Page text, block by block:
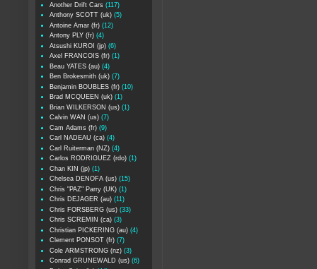
Another Drift Cars (117)
Anthony SCOTT (uk) (5)
Antoine Amar (fr) (12)
Antony PLY (fr) (4)
Atsushi KUROI (jp) (6)
Axel FRANCOIS (fr) (1)
Beau YATES (au) (4)
Ben Brokesmith (uk) (7)
Benjamin BOUBLES (fr) (10)
Brad MCQUEEN (uk) (1)
Brian WILKERSON (us) (1)
Calvin WAN (us) (7)
Cam Adams (fr) (9)
Carl NADEAU (ca) (4)
Carl Ruiterman (NZ) (4)
Carlos RODRIGUEZ (rdo) (1)
Chan KIN (jp) (1)
Chelsea DENOFA (us) (15)
Chris "PAZ" Parry (UK) (1)
Chris DEJAGER (au) (11)
Chris FORSBERG (us) (33)
Chris SCREMIN (ca) (3)
Christian PICKERING (au) (4)
Clement PONSOT (fr) (7)
Cole ARMSTRONG (nz) (3)
Conrad GRUNEWALD (us) (6)